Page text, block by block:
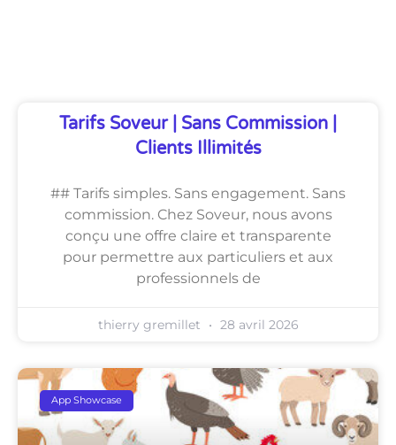
Tarifs Soveur | Sans Commission |
Clients Illimités
## Tarifs simples. Sans engagement. Sans
commission. Chez Soveur, nous avons
conçu une offre claire et transparente
pour permettre aux particuliers et aux
professionnels de
thierry gremillet 28 avril 2026
App Showcase